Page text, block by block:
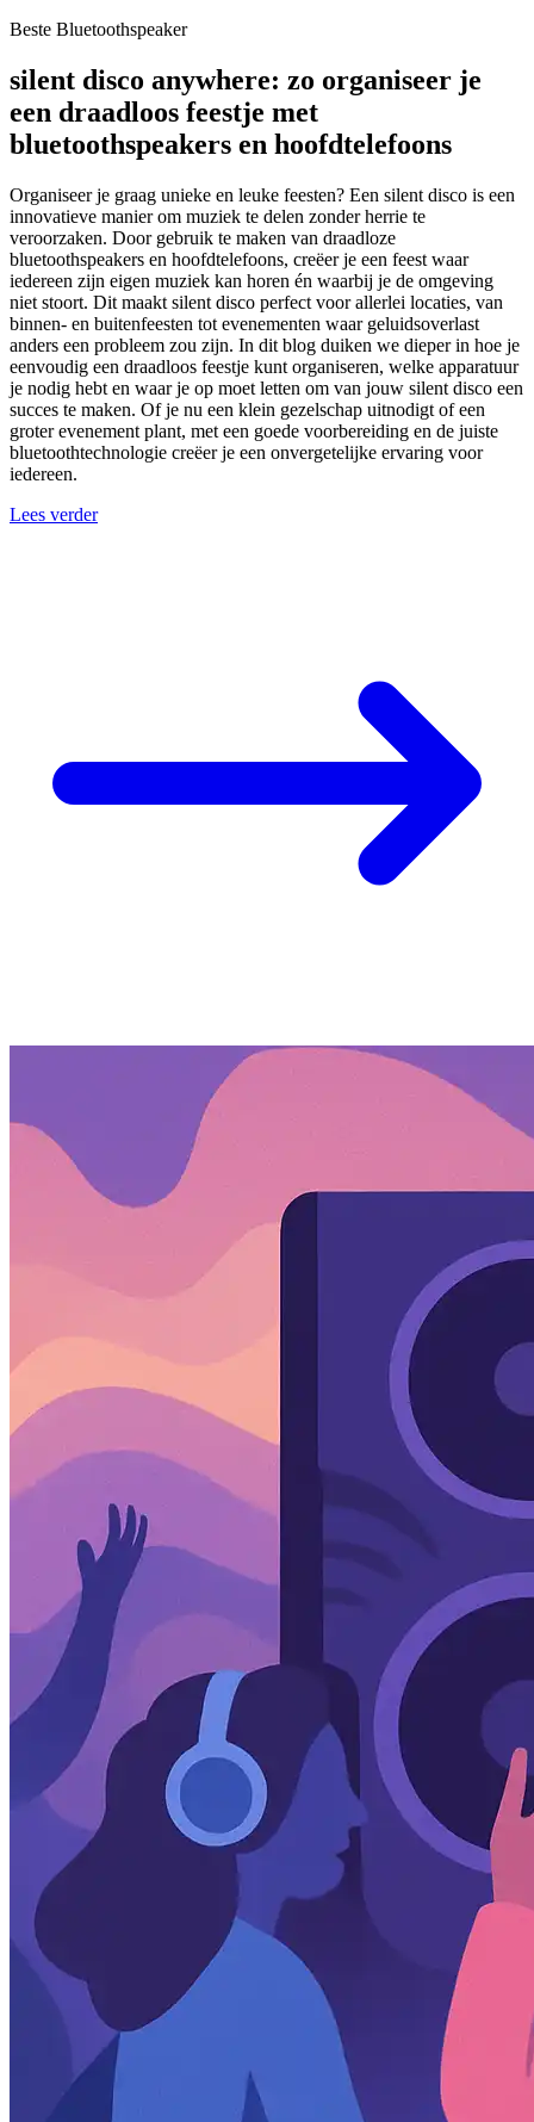
Beste Bluetoothspeaker
silent disco anywhere: zo organiseer je
een draadloos feestje met
bluetoothspeakers en hoofdtelefoons
Organiseer je graag unieke en leuke feesten? Een silent disco is een
innovatieve manier om muziek te delen zonder herrie te
veroorzaken. Door gebruik te maken van draadloze
bluetoothspeakers en hoofdtelefoons, creëer je een feest waar
iedereen zijn eigen muziek kan horen én waarbij je de omgeving
niet stoort. Dit maakt silent disco perfect voor allerlei locaties, van
binnen- en buitenfeesten tot evenementen waar geluidsoverlast
anders een probleem zou zijn. In dit blog duiken we dieper in hoe je
eenvoudig een draadloos feestje kunt organiseren, welke apparatuur
je nodig hebt en waar je op moet letten om van jouw silent disco een
succes te maken. Of je nu een klein gezelschap uitnodigt of een
groter evenement plant, met een goede voorbereiding en de juiste
bluetoothtechnologie creëer je een onvergetelijke ervaring voor
iedereen.
Lees verder